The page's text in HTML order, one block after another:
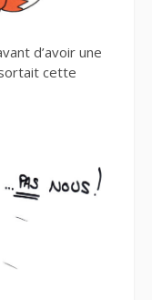
d’avoir une
cette